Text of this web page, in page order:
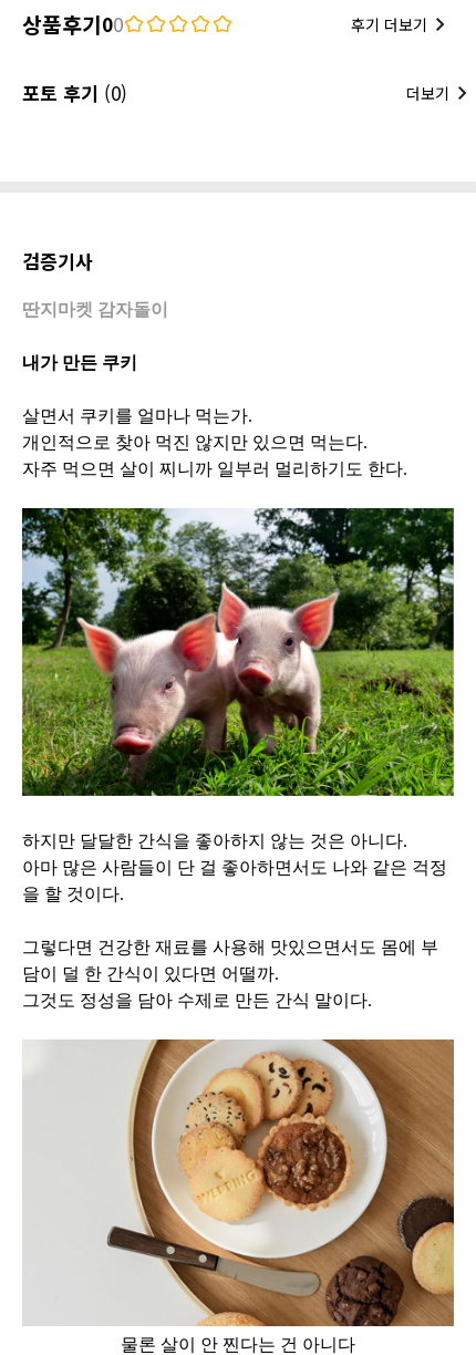
상품후기00 후기 더보기
포토 후기 (0) 더보기
검증기사
딴지마켓 감자돌이
내가 만든 쿠키
살면서 쿠키를 얼마나 먹는가.
개인적으로 찾아 먹진 않지만 있으면 먹는다.
자주 먹으면 살이 찌니까 일부러 멀리하기도 한다.
하지만 달달한 간식을 좋아하지 않는 것은 아니다.
아마 많은 사람들이 단 걸 좋아하면서도 나와 같은 걱정
을 할 것이다.
그렇다면 건강한 재료를 사용해 맛있으면서도 몸에 부
담이 덜 한 간식이 있다면 어떨까.
그것도 정성을 담아 수제로 만든 간식 말이다.
물론 살이 안 찐다는 건 아니다